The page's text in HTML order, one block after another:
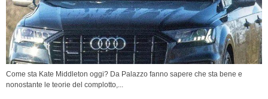
Come sta Kate Middleton oggi? Da Palazzo fanno sapere che sta bene e
nonostante le teorie del complotto,...